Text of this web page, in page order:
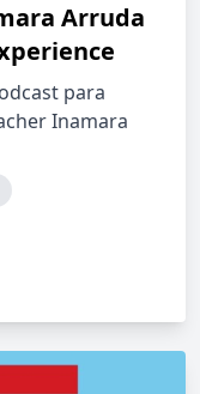
Arruda
para
Inamara